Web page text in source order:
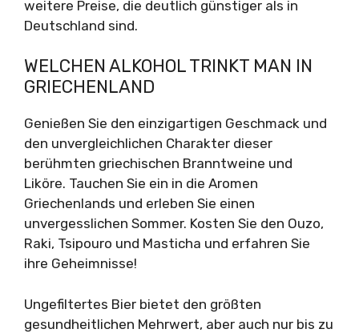
weitere Preise, die deutlich günstiger als in
Deutschland sind.
WELCHEN ALKOHOL TRINKT MAN IN
GRIECHENLAND
Genießen Sie den einzigartigen Geschmack und
den unvergleichlichen Charakter dieser
berühmten griechischen Branntweine und
Liköre. Tauchen Sie ein in die Aromen
Griechenlands und erleben Sie einen
unvergesslichen Sommer. Kosten Sie den Ouzo,
Raki, Tsipouro und Masticha und erfahren Sie
ihre Geheimnisse!
Ungefiltertes Bier bietet den größten
gesundheitlichen Mehrwert, aber auch nur bis zu